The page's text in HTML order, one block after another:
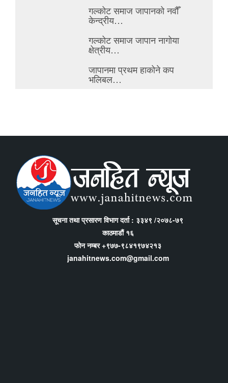
गल्कोट समाज जापानको नवौँ
केन्द्रीय…
गल्कोट समाज जापान नागोया
क्षेत्रीय…
जापानमा प्रथम हाकोने कप
भलिबल…
सूचना तथा प्रसारण विभाग दर्ता : ३३४९ /२०७८-७९
काठमाडौं १६
फोन नम्बर +९७७-९८४१९७४२१३
janahitnews.com@gmail.com